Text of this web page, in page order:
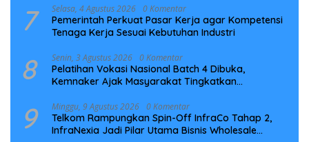
7 Selasa, 4 Agustus 2026 0 Komentar
Pemerintah Perkuat Pasar Kerja agar Kompetensi
Tenaga Kerja Sesuai Kebutuhan Industri
8 Senin, 3 Agustus 2026 0 Komentar
Pelatihan Vokasi Nasional Batch 4 Dibuka,
Kemnaker Ajak Masyarakat Tingkatkan
9 Minggu, 9 Agustus 2026 0 Komentar
Telkom Rampungkan Spin-Off InfraCo Tahap 2,
InfraNexia Jadi Pilar Utama Bisnis Wholesale